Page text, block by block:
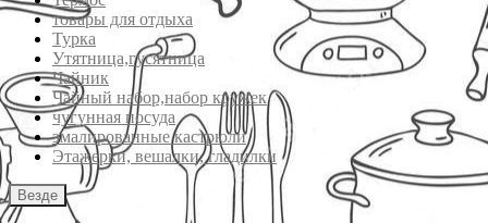
товары для отдыха
Турка
Утятница,гусятница
Чайник
Чайный набор,набор кружек
чугунная посуда
эмалированные кастрюли
Этажерки, вешалки, гладилки
Везде